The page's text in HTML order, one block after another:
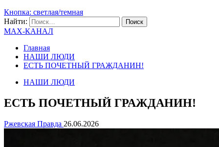
Кнопка: светлая/темная
Найти:
MAX-КАНАЛ
Главная
НАШИ ЛЮДИ
ЕСТЬ ПОЧЕТНЫЙ ГРАЖДАНИН!
НАШИ ЛЮДИ
ЕСТЬ ПОЧЕТНЫЙ ГРАЖДАНИН!
Ржевская Правда 26.06.2026